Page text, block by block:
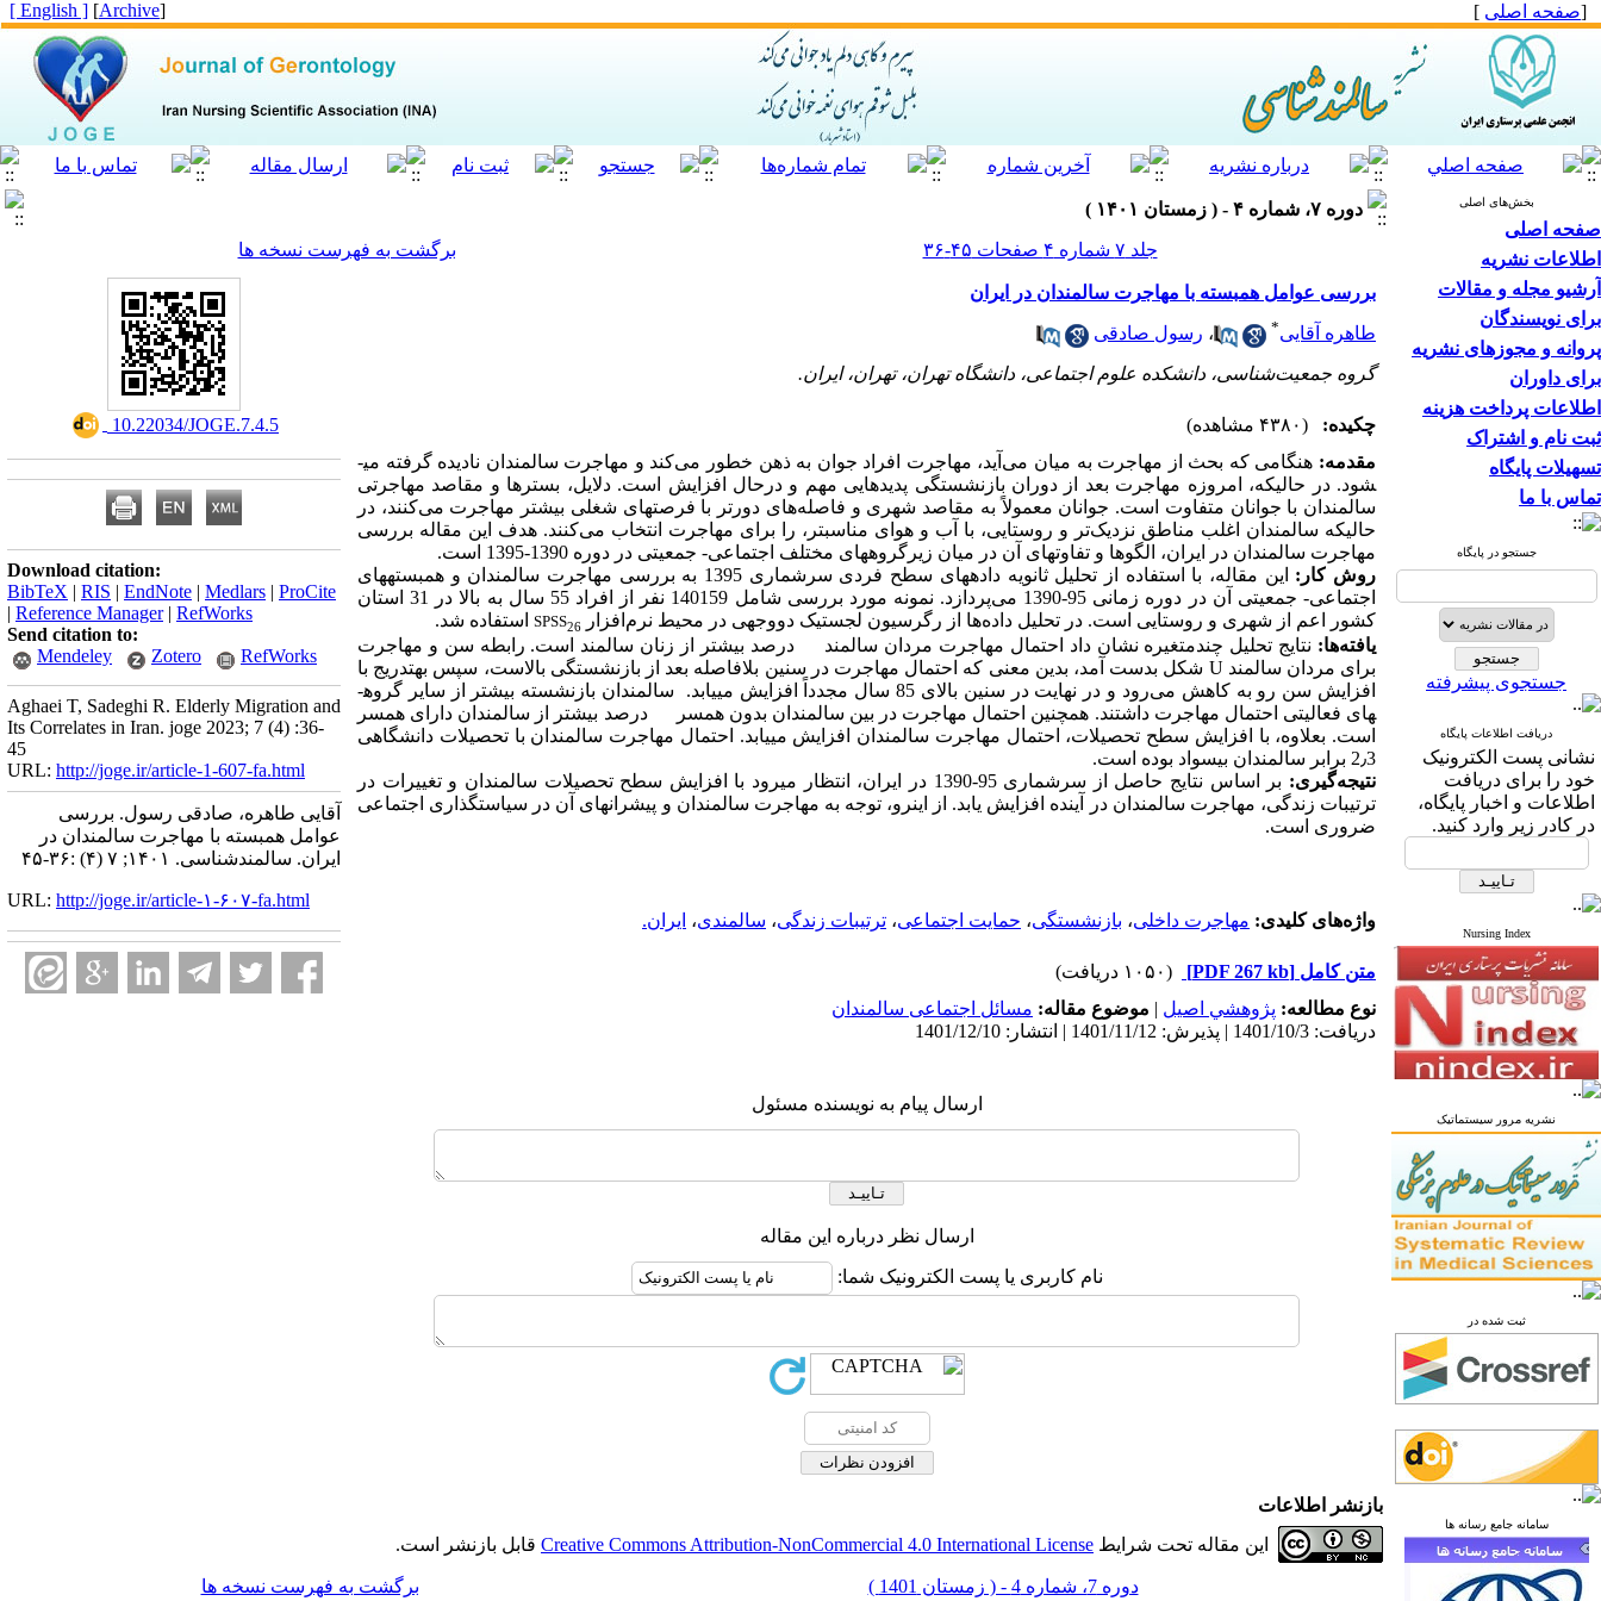
[صفحه اصلی ]
[
Archive
]
[ English ]
بخش‌های اصلی
صفحه اصلی
اطلاعات نشریه
آرشیو مجله و مقالات
برای نویسندگان
پروانه و مجوزهای نشریه
برای داوران
اطلاعات پرداخت هزینه
ثبت نام و اشتراک
تسهیلات پایگاه
تماس با ما
جستجو در پایگاه
جستجوی پیشرفته
دریافت اطلاعات پایگاه
نشانی پست الکترونیک
خود را برای دریافت
اطلاعات و اخبار پایگاه،
در کادر زیر وارد کنید.
Nursing Index
نشریه مرور سیستماتیک
ثبت شده در
سامانه جامع رسانه ها
دوره ۷، شماره ۴ - ( زمستان ۱۴۰۱ )
جلد ۷ شماره ۴ صفحات ۴۵-۳۶
برگشت به فهرست نسخه ها
بررسی عوامل همبسته با مهاجرت سالمندان در ایران
طاهره آقایی* ، رسول صادقی
گروه جمعیت‌شناسی، دانشکده علوم اجتماعی، دانشگاه تهران، تهران، ایران.
چکیده:
(۴۳۸۰ مشاهده)
مقدمه:هنگامی که بحث از مهاجرت به میان می‌آید، مهاجرت افراد جوان به ذهن خطور می‌کند و مهاجرت سالمندان نادیده گرفته می­
شود. در حالیکه، امروزه مهاجرت بعد از دوران بازنشستگی پدیده­ایی مهم و درحال افزایش است. دلایل، بسترها و مقاصد مهاجرتی
سالمندان با جوانان متفاوت است. جوانان معمولاً به مقاصد شهری و فاصله‌های دورتر با فرصت­های شغلی بیشتر مهاجرت می‌کنند، در
حالی­که سالمندان اغلب مناطق نزدیک‌تر و روستایی، با آب و هوای مناسب­تر ، را برای مهاجرت انتخاب می‌کنند. هدف این مقاله بررسی
مهاجرت سالمندان در ایران، الگوها و تفاوت­های آن در میان زیرگروه­های مختلف اجتماعی- جمعیتی در دوره 1390-1395 است.
روش‌ کار: این مقاله، با استفاده از تحلیل ثانویه داده­های سطح فردی
سرشماری 1395 به بررسی مهاجرت سالمندان و همبسته­های
اجتماعی- جمعیتی آن در دوره زمانی 95-1390 می‌پردازد. نمونه مورد بررسی شامل 140159 نفر از افراد 55 سال به بالا در 31 استان
کشور
اعم از شهری و روستایی است. در تحلیل داده‌ها از رگرسیون لجستیک دووجهی در محیط نرم‌افزار SPSS26
استفاده شد.
یافته‌ها: نتایج تحلیل چندمتغیره نشان داد احتمال مهاجرت مردان سالمند بیشتر از زنان سالمند است. رابطه سن و مهاجرت
برای مردان سالمندU شکل بدست آمد، بدین معنی که احتمال مهاجرتدر سنین بلافاصله بعد از بازنشستگی بالاست، سپس به­تدریج با
افزایش سن رو به کاهش می‌رود و در نهایتدر سنین بالای 85 سال مجدداً افزایش می­یابد.
سالمندان بازنشسته بیشتر از سایر گروه­
های فعالیتی احتمال مهاجرت داشتند. همچنین احتمال مهاجرت در بین سالمندان بدون همسر
از سالمندان دارای همسر
است. بعلاوه، با افزایش سطح تحصیلات، احتمال مهاجرت سالمندان افزایش می­یابد.
احتمال مهاجرت سالمندان با تحصیلات دانشگاهی
2 ٫3 برابر سالمندان بی­سواد بوده است.
نتیجه‌گیری:
بر اساس نتایج حاصل از سرشماری 95-1390 در ایران، انتظار می­رود با افزایش سطح تحصیلات سالمندان و تغییرات در
ترتیبات زندگی، مهاجرت سالمندان در آینده افزایش یابد. از اینرو، توجه به مهاجرت سالمندان و پیشران­های آن در سیاست­گذاری اجتماعی
ضروری است.
واژه‌های کلیدی: مهاجرت داخلی، بازنشستگی، حمایت اجتماعی، ترتیبات زندگی، سالمندی، ایران.
متن کامل [PDF 267 kb]
(۱۰۵۰ دریافت)
نوع مطالعه: پژوهشي اصیل | موضوع مقاله: مسائل اجتماعی سالمندان
دریافت: 1401/10/3 | پذیرش: 1401/11/12 | انتشار: 1401/12/10
ارسال پیام به نویسنده مسئول
ارسال نظر درباره این مقاله
نام کاربری یا پست الکترونیک شما:
‎ 10.22034/JOGE.7.4.5
Download citation:
BibTeX | RIS | EndNote | Medlars | ProCite
| Reference Manager| RefWorks
Send citation to:
Mendeley
Zotero RefWorks
Aghaei T, Sadeghi R. Elderly Migration and
Its Correlates in Iran. joge 2023; 7 (4) :36-
45
URL: http://joge.ir/article-1-607-fa.html
آقایی طاهره، صادقی رسول. بررسی
عوامل همبسته با مهاجرت سالمندان در
ایران. سالمندشناسی. ۱۴۰۱; ۷ (۴) :۳۶-۴۵
URL: http://joge.ir/article-۱-۶۰۷-fa.html
بازنشر اطلاعات
این مقاله تحت شرایط Creative Commons Attribution-NonCommercial 4.0 International License قابل بازنشر است.
دوره 7، شماره 4 - ( زمستان 1401 ) برگشت به فهرست نسخه ها